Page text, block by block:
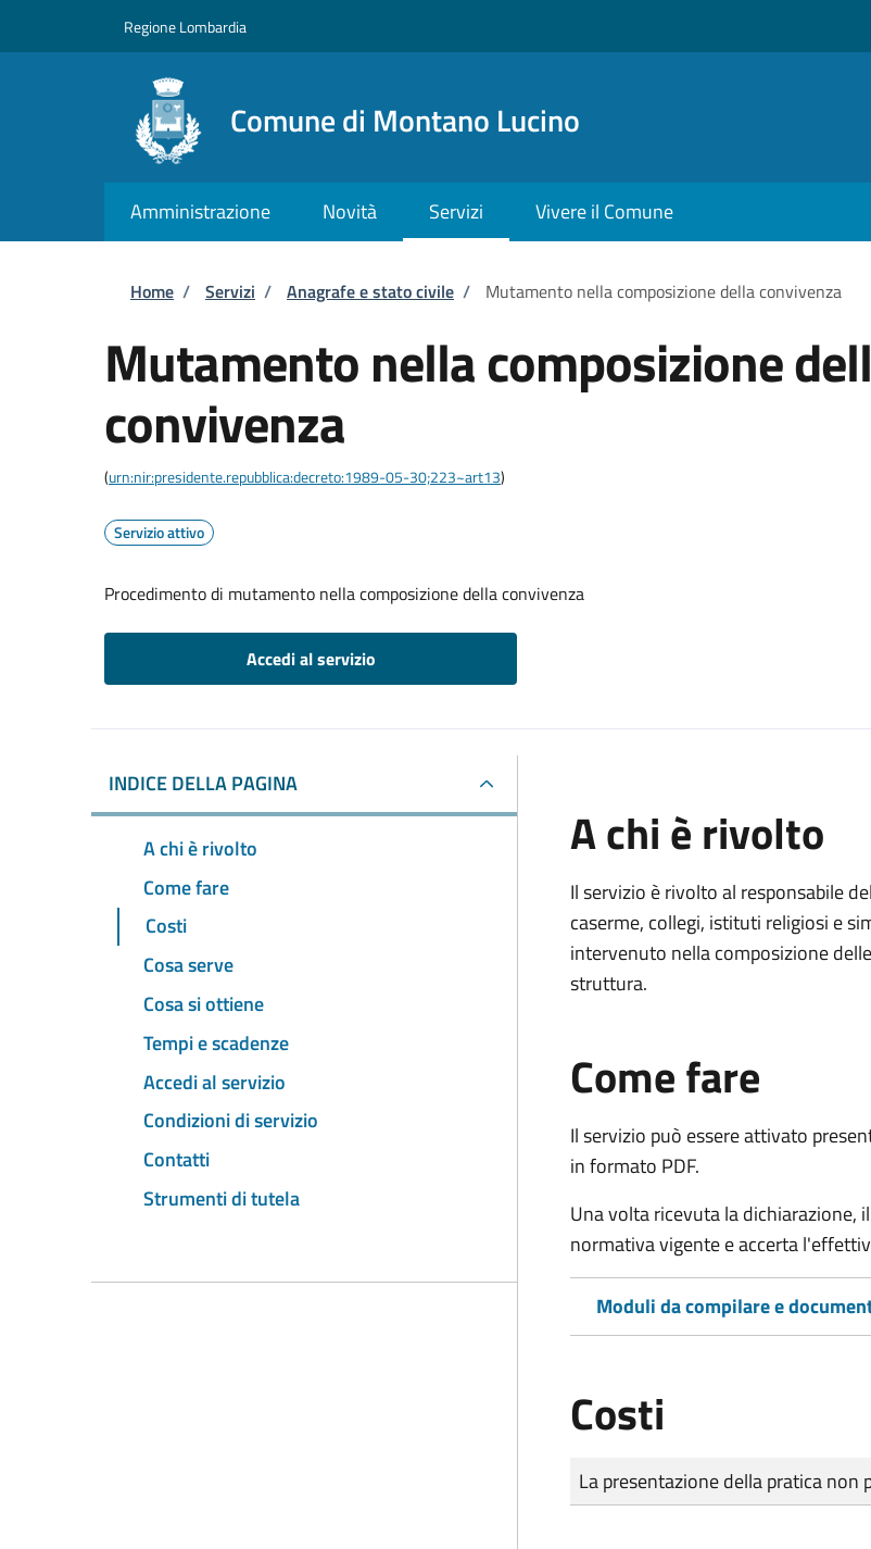
Regione Lombardia
Comune di Montano Lucino
Amministrazione Novità Servizi Vivere il Comune
Briciole di pane
Home / Servizi / Anagrafe e stato civile / Mutamento nella composizione della convivenza
Mutamento nella composizione
convivenza
(urn:nir:presidente.repubblica:decreto:1989-05-30;223~art13)
Servizio attivo
Procedimento di mutamento nella composizione della convivenza
Accedi al servizio
INDICE DELLA PAGINA
A chi è rivolto
Come fare
Costi
Cosa serve
Cosa si ottiene
Tempi e scadenze
Accedi al servizio
Condizioni di servizio
Contatti
Strumenti di tutela
A chi è rivolto
Il servizio è rivolto al responsabile
caserme, collegi, istituti religiosi e
intervenuto nella composizione
struttura.
Come fare
Il servizio può essere attivato
in formato PDF.
Una volta ricevuta la dichiarazione,
normativa vigente e accerta
Moduli da compilare e
Costi
Tipo di pagamento
Importo
La presentazione della pratica non